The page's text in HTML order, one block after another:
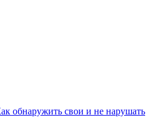
обнаружить свои и не нарушать